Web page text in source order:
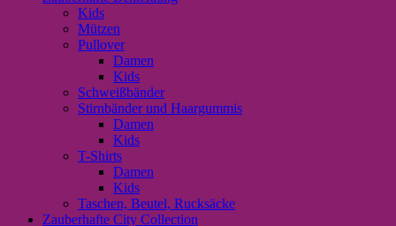
Kids
Mützen
Pullover
Damen
Kids
Schweißbänder
Stirnbänder und Haargummis
Damen
Kids
T-Shirts
Damen
Kids
Taschen, Beutel, Rucksäcke
Zauberhafte City Collection